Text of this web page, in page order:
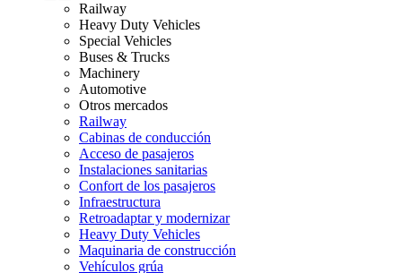
Railway
Heavy Duty Vehicles
Special Vehicles
Buses & Trucks
Machinery
Automotive
Otros mercados
Railway
Cabinas de conducción
Acceso de pasajeros
Instalaciones sanitarias
Confort de los pasajeros
Infraestructura
Retroadaptar y modernizar
Heavy Duty Vehicles
Maquinaria de construcción
Vehículos grúa